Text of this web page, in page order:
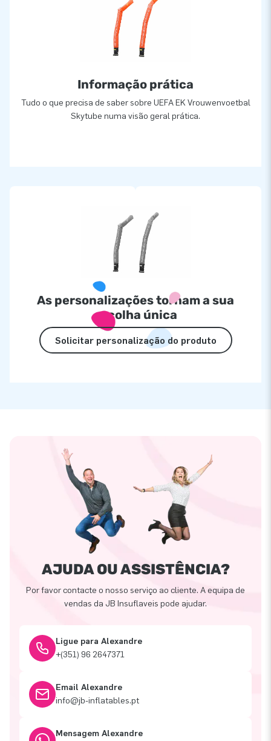
Informação prática
Tudo o que precisa de saber sobre UEFA EK Vrouwenvoetbal
Skytube numa visão geral prática.
As personalizações tornam a sua
escolha única
Solicitar personalização do produto
AJUDA OU ASSISTÊNCIA?
Por favor contacte o nosso serviço ao cliente. A equipa de
vendas da JB Insuflaveis pode ajudar.
Ligue para Alexandre
+(351) 96 2647371
Email Alexandre
info@jb-inflatables.pt
Mensagem Alexandre